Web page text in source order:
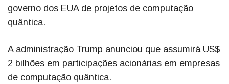
governo dos EUA de projetos de computação
quântica.
A administração Trump anunciou que assumirá US$
2 bilhões em participações acionárias em empresas
de computação quântica.